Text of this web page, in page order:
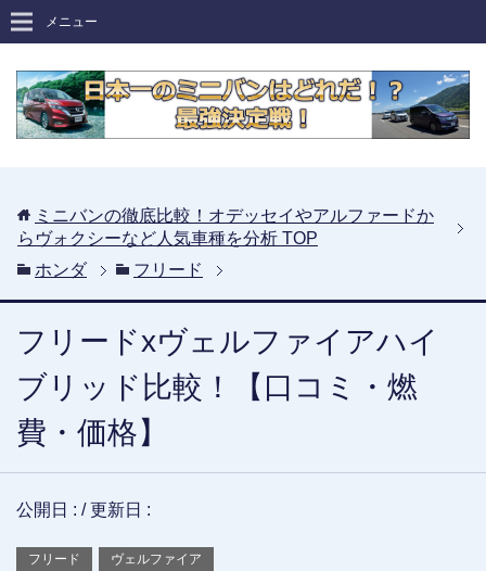
メニュー
ミニバンの徹底比較！オデッセイやアルファードか
らヴォクシーなど人気車種を分析 TOP
ホンダ
フリード
フリードxヴェルファイアハイ
ブリッド比較！【口コミ・燃
費・価格】
公開日 : / 更新日 :
フリード ヴェルファイア